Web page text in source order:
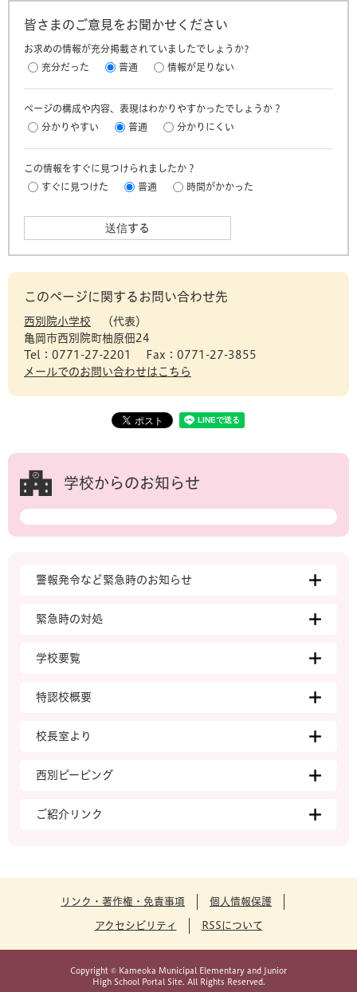
皆さまのご意見をお聞かせください
お求めの情報が充分掲載されていましたでしょうか?
充分だった
普通 情報が足りない
ページの構成や内容、表現はわかりやすかったでしょうか？
分かりやすい
普通 分かりにくい
この情報をすぐに見つけられましたか？
すぐに見つけた
普通 時間がかかった
このページに関するお問い合わせ先
西別院小学校
代表
亀岡市西別院町柚原佃24
Tel：0771-27-2201
Fax：0771-27-3855
メールでのお問い合わせはこちら
学校からのお知らせ
警報発令など緊急時のお知らせ
緊急時の対処
学校要覧
特認校概要
校長室より
西別ピーピング
ご紹介リンク
リンク・著作権・免責事項 個人情報保護
アクセシビリティ RSSについて
Copyright © Kameoka Municipal Elementary and Junior
High School Portal Site. All Rights Reserved.